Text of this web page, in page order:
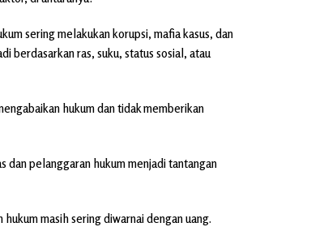
sering melakukan korupsi, mafia kasus, dan
berdasarkan ras, suku, status sosial, atau
hukum dan tidak memberikan
dan pelanggaran hukum menjadi tantangan
masih sering diwarnai dengan uang.